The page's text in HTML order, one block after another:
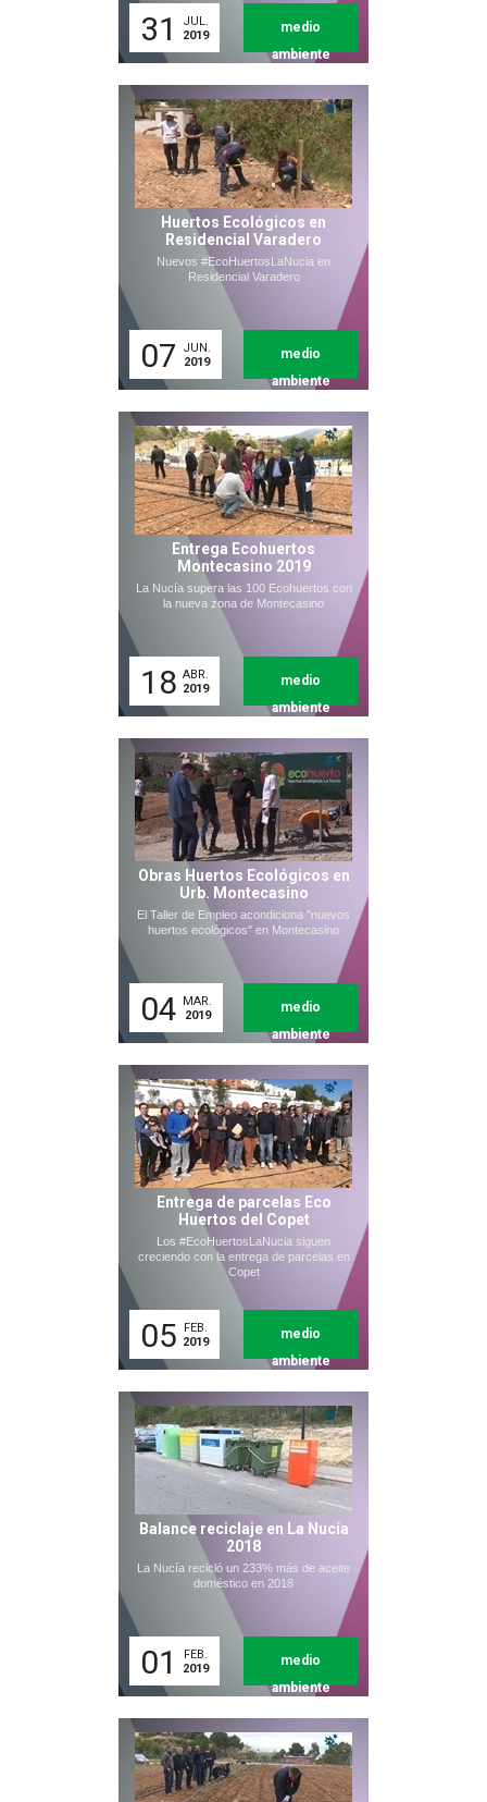
31
JUL.
2019
medio
ambiente
Huertos Ecológicos en
Residencial Varadero
Nuevos #EcoHuertosLaNucia en
Residencial Varadero
07
JUN.
2019
medio
ambiente
Entrega Ecohuertos
Montecasino 2019
La Nucía supera las 100 Ecohuertos con
la nueva zona de Montecasino
18 ABR.
2019
medio
ambiente
Obras Huertos Ecológicos en
Urb. Montecasino
El Taller de Empleo acondiciona "nuevos
huertos ecológicos" en Montecasino
04 MAR.
2019
medio
ambiente
Entrega de parcelas Eco
Huertos del Copet
Los #EcoHuertosLaNucia siguen
creciendo con la entrega de parcelas en
Copet
05
FEB.
2019
medio
ambiente
Balance reciclaje en La Nucía
2018
La Nucía recicló un 233% más de aceite
doméstico en 2018
01
FEB.
2019
medio
ambiente